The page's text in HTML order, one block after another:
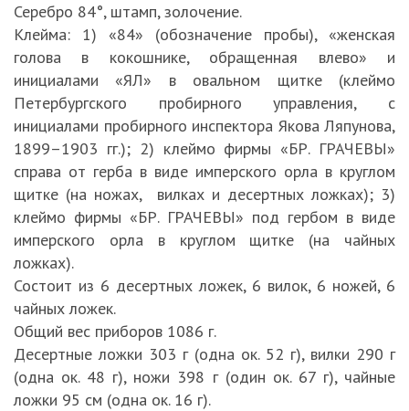
Серебро 84°, штамп, золочение.
Клейма: 1) «84» (обозначение пробы), «женская
голова в кокошнике, обращенная влево» и
инициалами «ЯЛ» в овальном щитке (клеймо
Петербургского пробирного управления, с
инициалами пробирного инспектора Якова Ляпунова,
1899–1903 гг.); 2) клеймо фирмы «БР. ГРАЧЕВЫ»
справа от герба в виде имперского орла в круглом
щитке (на ножах, вилках и десертных ложках); 3)
клеймо фирмы «БР. ГРАЧЕВЫ» под гербом в виде
имперского орла в круглом щитке (на чайных
ложках).
Состоит из 6 десертных ложек, 6 вилок, 6 ножей, 6
чайных ложек.
Общий вес приборов 1086 г.
Десертные ложки 303 г (одна ок. 52 г), вилки 290 г
(одна ок. 48 г), ножи 398 г (один ок. 67 г), чайные
ложки 95 см (одна ок. 16 г).